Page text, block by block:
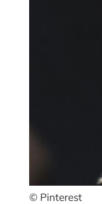
© Pinterest